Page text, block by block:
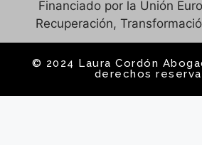
© 2024 Laura Cordón
derechos